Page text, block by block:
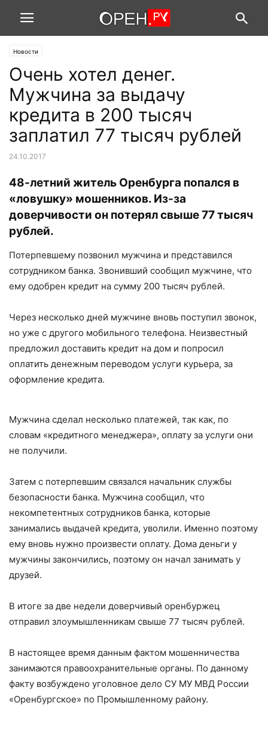
Новости
Очень хотел денег.
Мужчина за выдачу
кредита в 200 тысяч
заплатил 77 тысяч рублей
24.10.2017
48-летний житель Оренбурга попался в
«ловушку» мошенников. Из-за
доверчивости он потерял свыше 77 тысяч
рублей.
Потерпевшему позвонил мужчина и представился
сотрудником банка. Звонивший сообщил мужчине, что
ему одобрен кредит на сумму 200 тысяч рублей.
Через несколько дней мужчине вновь поступил звонок,
но уже с другого мобильного телефона. Неизвестный
предложил доставить кредит на дом и попросил
оплатить денежным переводом услуги курьера, за
оформление кредита.
Мужчина сделал несколько платежей, так как, по
словам «кредитного менеджера», оплату за услуги они
не получили.
Затем с потерпевшим связался начальник службы
безопасности банка. Мужчина сообщил, что
некомпетентных сотрудников банка, которые
занимались выдачей кредита, уволили. Именно поэтому
ему вновь нужно произвести оплату. Дома деньги у
мужчины закончились, поэтому он начал занимать у
друзей.
В итоге за две недели доверчивый оренбуржец
отправил злоумышленникам свыше 77 тысяч рублей.
В настоящее время данным фактом мошенничества
занимаются правоохранительные органы. По данному
факту возбуждено уголовное дело СУ МУ МВД России
«Оренбургское» по Промышленному району.